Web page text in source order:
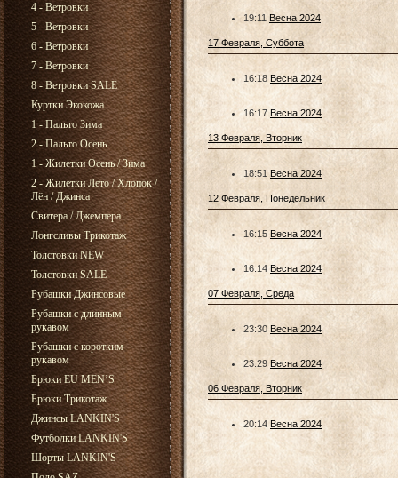
4 - Ветровки
5 - Ветровки
6 - Ветровки
7 - Ветровки
8 - Ветровки SALE
Куртки Экокожа
1 - Пальто Зима
2 - Пальто Осень
1 - Жилетки Осень / Зима
2 - Жилетки Лето / Хлопок /
Лён / Джинса
Свитера / Джемпера
Лонгсливы Трикотаж
Толстовки NEW
Толстовки SALE
Рубашки Джинсовые
Рубашки с длинным
рукавом
Рубашки с коротким
рукавом
Брюки EU MEN’S
Брюки Трикотаж
Джинсы LANKIN'S
Футболки LANKIN'S
Шорты LANKIN'S
19:11 Весна 2024
17 Февраля, Суббота
16:18 Весна 2024
16:17 Весна 2024
13 Февраля, Вторник
18:51 Весна 2024
12 Февраля, Понедельник
16:15 Весна 2024
16:14 Весна 2024
07 Февраля, Среда
23:30 Весна 2024
23:29 Весна 2024
06 Февраля, Вторник
20:14 Весна 2024